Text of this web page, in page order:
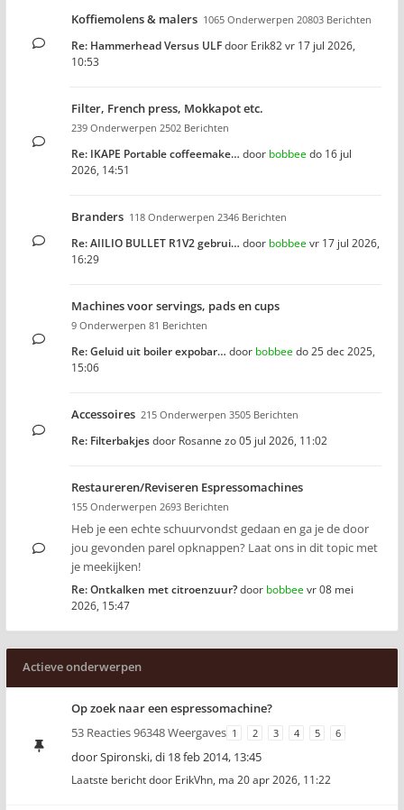
Koffiemolens & malers 1065 Onderwerpen 20803 Berichten
Re: Hammerhead Versus ULFdoor Erik82vr 17 jul 2026,
10:53
Filter, French press, Mokkapot etc.
239 Onderwerpen 2502 Berichten
Re: IKAPE Portable coffeemake… door bobbeedo 16 jul
2026, 14:51
Branders 118 Onderwerpen 2346 Berichten
Re: AIILIO BULLET R1V2 gebrui… door bobbeevr 17 jul 2026,
16:29
Machines voor servings, pads en cups
9 Onderwerpen 81 Berichten
Re: Geluid uit boiler expobar… door bobbeedo 25 dec 2025,
15:06
Accessoires 215 Onderwerpen 3505 Berichten
Re: Filterbakjesdoor Rosanne zo 05 jul 2026, 11:02
Restaureren/Reviseren Espressomachines
155 Onderwerpen 2693 Berichten
Heb je een echte schuurvondst gedaan en ga je de door
jou gevonden parel opknappen? Laat ons in dit topic met
je meekijken!
Re: Ontkalken met citroenzuur?door bobbeevr 08 mei
2026, 15:47
Actieve onderwerpen
Op zoek naar een espressomachine?
53 Reacties 96348 Weergaves 1 2 3 4 5 6
doorSpironski,di 18 feb 2014, 13:45
Laatste bericht door ErikVhn, ma 20 apr 2026, 11:22